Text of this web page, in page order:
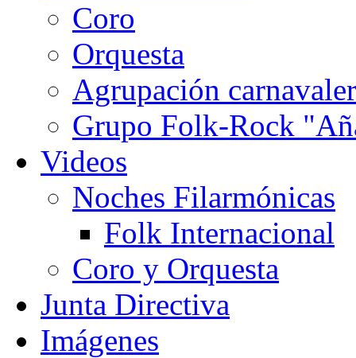
Coro
Orquesta
Agrupación
Grupo Folk-Rock
Videos
Noches Filarmónicas
Folk Internacional
Coro y Orquesta
Junta Directiva
Imágenes